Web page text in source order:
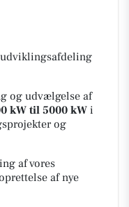
og udvælgelse af
kW til 5000 kW i
og
af vores
af nye